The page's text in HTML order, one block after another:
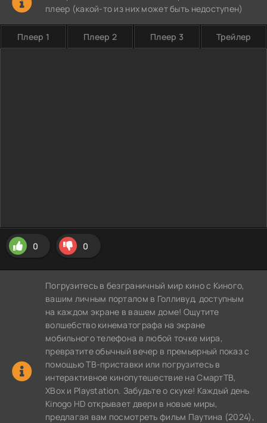
плеер (какой-то из них может быть недоступен)
Плеер 1 Плеер 2 Плеер 3 Трейлер
0 0
Погрузитесь в безграничный мир кино с Киного,
вашим личным порталом в Голливуд, доступным
на каждом экране в вашем доме! Ощутите
волшебство кинематографа на экране
мобильного телефона в любой точке мира,
превратите обычный вечер в премьерный показ с
помощью ТВ-приставки или погрузитесь в
интерактивное кинопутешествие на СмартТВ,
XBox и Playstation. Забудьте о скуке! Каждый день
Kinogo HD открывает двери в новые миры,
предлагая вам посмотреть фильм Паутина (2024),